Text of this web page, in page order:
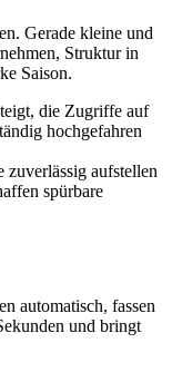
Gerade kleine und
Struktur in
Saison.
die Zugriffe auf
hochgefahren
zuverlässig aufstellen
spürbare
automatisch, fassen
und bringt